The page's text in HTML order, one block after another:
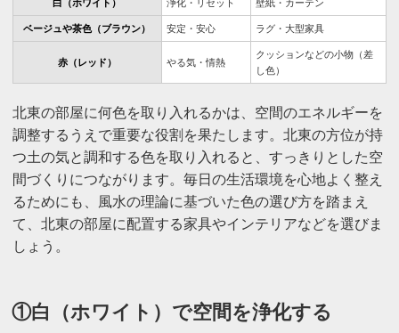
白（ホワイト） 浄化・リセット 壁紙・カーテン
ベージュや茶色（ブラウン） 安定・安心 ラグ・大型家具
赤（レッド） やる気・情熱
クッションなどの小物（差
し色）
北東の部屋に何色を取り入れるかは、空間のエネルギーを
調整するうえで重要な役割を果たします。北東の方位が持
つ土の気と調和する色を取り入れると、すっきりとした空
間づくりにつながります。毎日の生活環境を心地よく整え
るためにも、風水の理論に基づいた色の選び方を踏まえ
て、北東の部屋に配置する家具やインテリアなどを選びま
しょう。
①白（ホワイト）で空間を浄化する